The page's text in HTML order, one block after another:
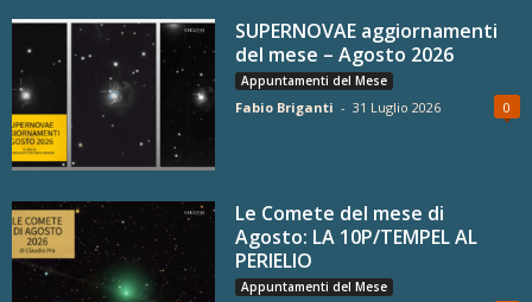
SUPERNOVAE aggiornamenti
del mese – Agosto 2026
Appuntamenti del Mese
Fabio Briganti - 31 Luglio 2026 0
Le Comete del mese di
Agosto: LA 10P/TEMPEL AL
PERIELIO
Appuntamenti del Mese